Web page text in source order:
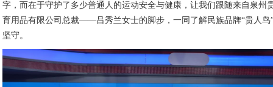
字，而在于守护了多少普通人的运动安全与健康，让我们跟随来自泉州
育用品有限公司总裁——吕秀兰女士的脚步，一同了解民族品牌“贵人鸟
坚守。